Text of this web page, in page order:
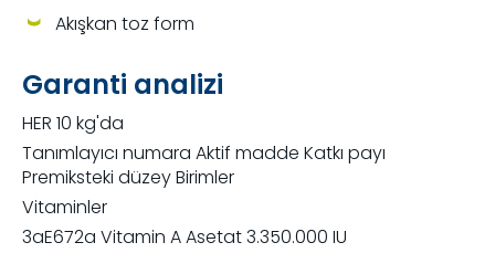
Akışkan toz form
Garanti analizi
HER 10 kg'da
Tanımlayıcı numara Aktif madde Katkı payı
Premiksteki düzey Birimler
Vitaminler
3aE672a Vitamin A Asetat 3.350.000 IU